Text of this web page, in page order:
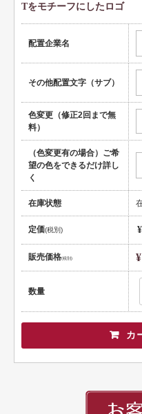
ショップ
頭文字
用紙紹介
配送・納期
入稿の手引き
Tをモチーフにしたロゴ
配置企業名
その他配置文字（サブ）
色変更（修正2回まで無
料）
（色変更有の場合）ご希
望の色をできるだけ詳し
く
在庫状態
定価(税別)
販売価格(税別)
数量